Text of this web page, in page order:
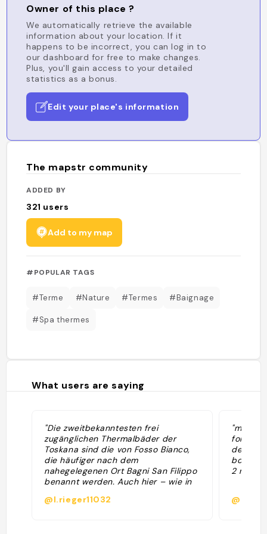
Owner of this place ?
We automatically retrieve the available
information about your location. If it
happens to be incorrect, you can log in to
our dashboard for free to make changes.
Plus, you'll gain access to your detailed
statistics as a bonus.
Edit your place's information
The mapstr community
ADDED BY
321 users
Add to my map
#POPULAR TAGS
#Terme #Nature #Termes #Baignage
#Spa thermes
What users are saying
"Die zweitbekanntesten frei
zugänglichen Thermalbäder der
Toskana sind die von Fosso Bianco,
die häufiger nach dem
nahegelegenen Ort Bagni San Filippo
benannt werden. Auch hier – wie in
natürlichen Wasserbecken baden,
@l.rieger11032
bcp
2 mars)